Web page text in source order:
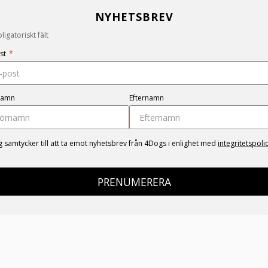
NYHETSBREV
fält
*
Efternamn
samtycker till att ta emot nyhetsbrev från 4Dogs i enlighet med
PRENUMERERA